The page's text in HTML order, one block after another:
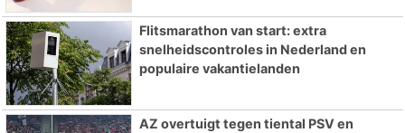
Flitsmarathon van start: extra
snelheidscontroles in Nederland en
populaire vakantielanden
AZ overtuigt tegen tiental PSV en